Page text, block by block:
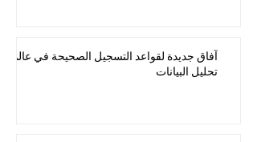
آفاق جديدة لقواعد التسجيل الصحيحة في عالم
تحليل البيانات